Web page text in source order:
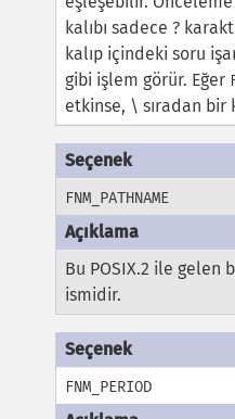
kalıbı sadece ?
kalıp içindeki soru
gibi işlem görür. Eğer
etkinse, \ sıradan bir
FNM_PATHNAME
Bu POSIX.2 ile gelen
ismidir.
FNM_PERIOD